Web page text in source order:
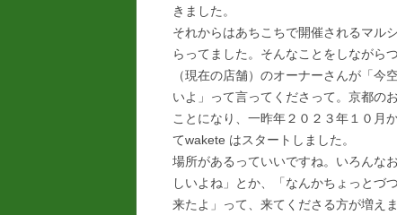
きました。
それからはあちこちで開催されるマル
らってました。そんなことをしながら
（現在の店舗）のオーナーさんが「今
いよ」って言ってくださって。京都の
ことになり、一昨年２０２３年１０月
てwakete はスタートしました。
場所があるっていいですね。いろんな
しいよね」とか、「なんかちょっとづ
来たよ」って、来てくださる方が増え